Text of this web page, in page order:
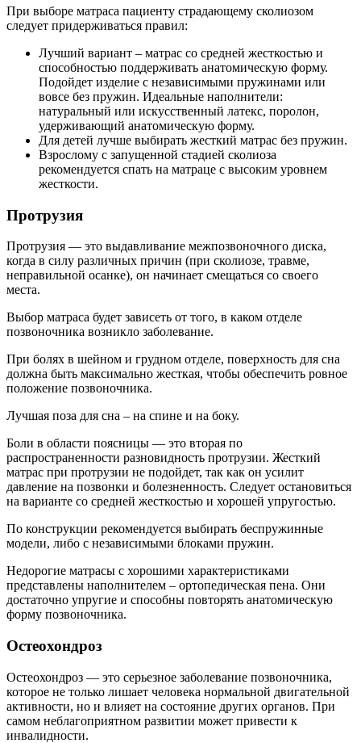
При выборе матраса пациенту страдающему сколиозом
следует придерживаться правил:
Лучший вариант – матрас со средней жесткостью и
способностью поддерживать анатомическую форму.
Подойдет изделие с независимыми пружинами или
вовсе без пружин. Идеальные наполнители:
натуральный или искусственный латекс, поролон,
удерживающий анатомическую форму.
Для детей лучше выбирать жесткий матрас без пружин.
Взрослому с запущенной стадией сколиоза
рекомендуется спать на матраце с высоким уровнем
жесткости.
Протрузия
Протрузия — это выдавливание межпозвоночного диска,
когда в силу различных причин (при сколиозе, травме,
неправильной осанке), он начинает смещаться со своего
места.
Выбор матраса будет зависеть от того, в каком отделе
позвоночника возникло заболевание.
При болях в шейном и грудном отделе, поверхность для сна
должна быть максимально жесткая, чтобы обеспечить ровное
положение позвоночника.
Лучшая поза для сна – на спине и на боку.
Боли в области поясницы — это вторая по
распространенности разновидность протрузии. Жесткий
матрас при протрузии не подойдет, так как он усилит
давление на позвонки и болезненность. Следует остановиться
на варианте со средней жесткостью и хорошей упругостью.
По конструкции рекомендуется выбирать беспружинные
модели, либо с независимыми блоками пружин.
Недорогие матрасы с хорошими характеристиками
представлены наполнителем – ортопедическая пена. Они
достаточно упругие и способны повторять анатомическую
форму позвоночника.
Остеохондроз
Остеохондроз — это серьезное заболевание позвоночника,
которое не только лишает человека нормальной двигательной
активности, но и влияет на состояние других органов. При
самом неблагоприятном развитии может привести к
инвалидности.